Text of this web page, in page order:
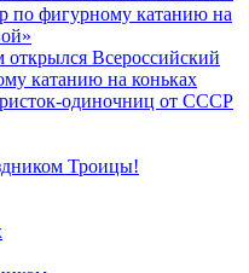
по фигурному катанию на
открылся Всероссийский
катанию на коньках
одиночниц от СССР
Троицы!